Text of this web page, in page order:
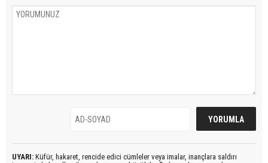
UYARI: Küfür, hakaret, rencide edici cümleler veya imalar, inançlara saldırı